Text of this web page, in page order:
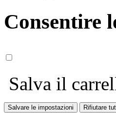
Consentire
Salva il
Salvare le impostazioni Rifiutare